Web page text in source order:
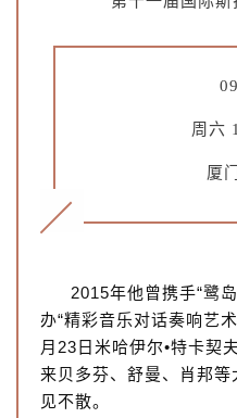
周六
厦
2015年他曾携手“鹭
办“精彩音乐对话奏响艺
月23日米哈伊尔•特卡契
来贝多芬、舒曼、肖邦
见不散。